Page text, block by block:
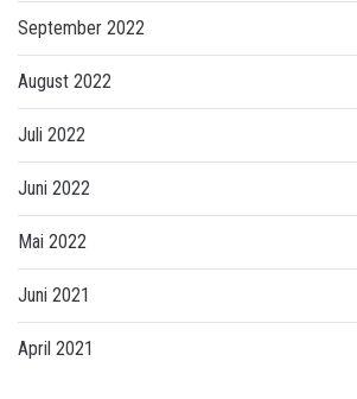
September 2022
August 2022
Juli 2022
Juni 2022
Mai 2022
Juni 2021
April 2021